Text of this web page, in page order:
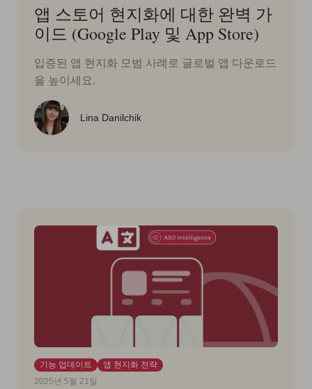
앱 스토어 현지화에 대한 완벽 가
이드 (Google Play 및 App Store)
입증된 앱 현지화 모범 사례로 글로벌 앱 다운로드
을 높이세요.
Lina Danilchik
기능 업데이트
앱 현지화 전략
2025년 5월 21일